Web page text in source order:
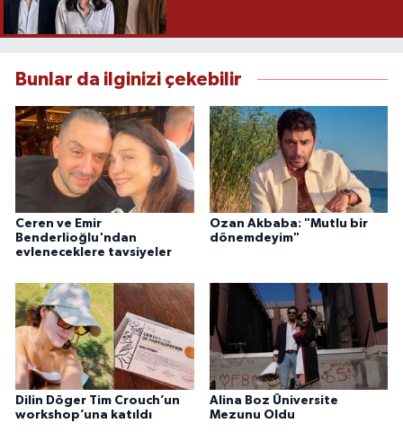
Bunlar da ilginizi çekebilir
Ceren ve Emir
Benderlioğlu'ndan
evleneceklere tavsiyeler
Ozan Akbaba: "Mutlu bir
dönemdeyim"
Dilin Döger Tim Crouch’un
workshop’una katıldı
Alina Boz Üniversite
Mezunu Oldu